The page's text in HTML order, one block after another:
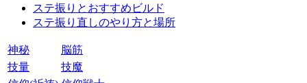
ステ振りとおすすめビルド
ステ振り直しのやり方と場所
神秘
脳筋
技量
技魔